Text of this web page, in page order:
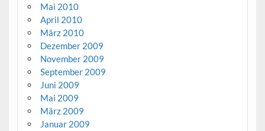
Mai 2010
April 2010
März 2010
Dezember 2009
November 2009
September 2009
Juni 2009
Mai 2009
März 2009
Januar 2009